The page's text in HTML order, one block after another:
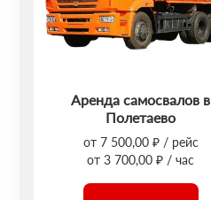
Аренда самосвалов в
Полетаево
от 7 500,00 ₽ / рейс
от 3 700,00 ₽ / час